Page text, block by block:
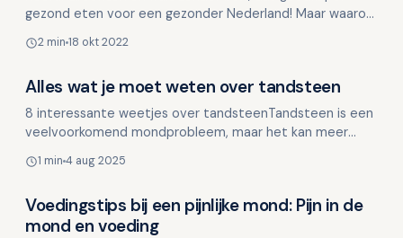
gezond eten voor een gezonder Nederland! Maar waarom
o…
2 min 18 okt 2022
Alles wat je moet weten over tandsteen
8 interessante weetjes over tandsteenTandsteen is een
veelvoorkomend mondprobleem, maar het kan meer
verrassende f…
1 min 4 aug 2025
Voeding en mondgezondheid
Voedingstips bij een pijnlijke mond: Pijn in de
mond en voeding